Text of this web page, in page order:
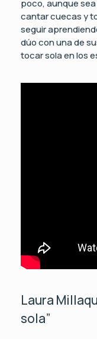
poco, aunque
cantar cuecas y
seguir
dúo con una de
tocar sola en los
Laura
sola”